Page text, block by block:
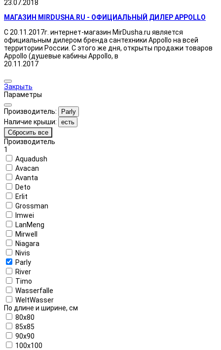
23.07.2018
МАГАЗИН MIRDUSHA.RU - ОФИЦИАЛЬНЫЙ ДИЛЕР APPOLLO
С 20.11.2017г. интернет-магазин MirDusha.ru является
официальным дилером бренда сантехники Appollo на всей
территории России. С этого же дня, открыты продажи товаров
Appollo (душевые кабины Appollo, в
20.11.2017
Закрыть
Параметры
Производитель: Parly
Наличие крыши:
есть
Сбросить все
Производитель
1
Aquadush
Avacan
Avanta
Deto
Erlit
Grossman
Imwei
LanMeng
Mirwell
Niagara
Nivis
Parly
River
Timo
Wasserfalle
WeltWasser
По длине и ширине, см
80x80
85x85
90x90
100x100